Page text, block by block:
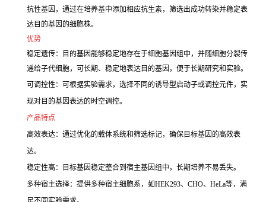
抗性基因，通过在培养基中添加相应抗生素，筛选出成功转染并稳定表
达目的基因的细胞株。
优势
稳定遗传：目的基因能够稳定地存在于细胞基因组中，并随细胞分裂传
递给子代细胞，可长期、稳定地表达目的基因，便于长期研究和实验。
可调控性：可根据实验需求，选择不同的诱导型启动子或调控元件，实
现对目的基因表达的时空调控。
产品特点
高效表达：通过优化的载体系统和筛选标记，确保目标基因的高效表
达。
稳定性高：目标基因稳定整合到宿主基因组中，长期培养不易丢失。
多种宿主选择：提供多种宿主细胞系，如HEK293、CHO、HeLa等，满